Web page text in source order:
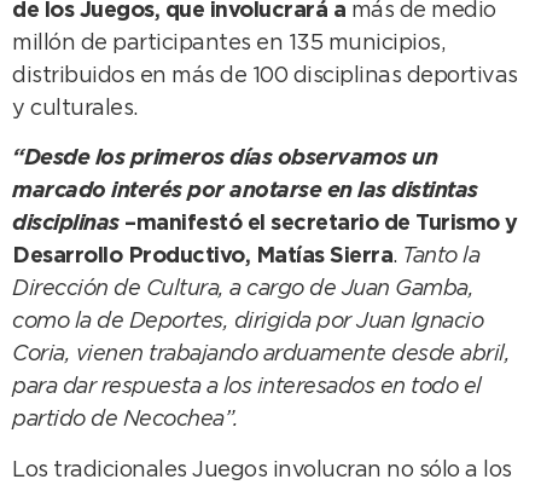
de los Juegos, que involucrará a más de medio
millón de participantes en 135 municipios,
distribuidos en más de 100 disciplinas deportivas
y culturales.
“Desde los primeros días observamos un
marcado interés por anotarse en las distintas
disciplinas –manifestó el secretario de Turismo y
Desarrollo Productivo, Matías Sierra.Tanto la
Dirección de Cultura, a cargo de Juan Gamba,
como la de Deportes, dirigida por Juan Ignacio
Coria, vienen trabajando arduamente desde abril,
para dar respuesta a los interesados en todo el
partido de Necochea”.
Los tradicionales Juegos involucran no sólo a los